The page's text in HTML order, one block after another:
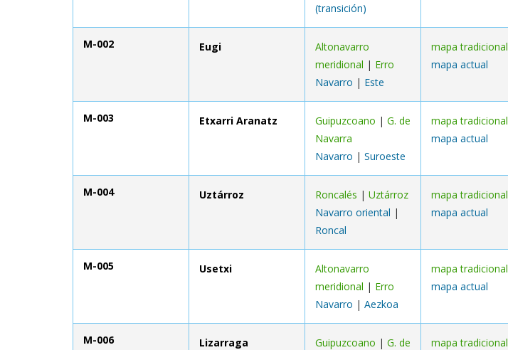
(transición)
M-002 Eugi
Altonavarro
meridional | Erro
Navarro | Este
mapa tradicional
mapa actual
M-003 Etxarri Aranatz Guipuzcoano | G. de
Navarra
Navarro | Suroeste
mapa tradicional
mapa actual
M-004 Uztárroz Roncalés | Uztárroz
Navarro oriental |
Roncal
mapa tradicional
mapa actual
M-005 Usetxi
Altonavarro
meridional | Erro
Navarro | Aezkoa
mapa tradicional
mapa actual
M-006 Lizarraga Guipuzcoano | G. de
mapa tradicional